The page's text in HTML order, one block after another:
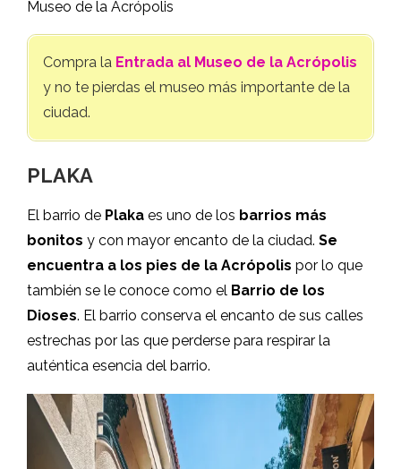
Museo de la Acrópolis
Compra la Entrada al Museo de la Acrópolis
y no te pierdas el museo más importante de la
ciudad.
PLAKA
El barrio de Plaka es uno de los barrios más
bonitos y con mayor encanto de la ciudad. Se
encuentra a los pies de la Acrópolis por lo que
también se le conoce como el Barrio de los
Dioses. El barrio conserva el encanto de sus calles
estrechas por las que perderse para respirar la
auténtica esencia del barrio.